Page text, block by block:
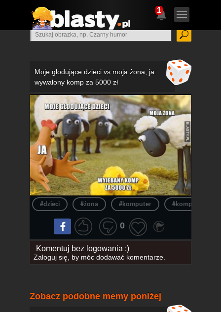
1
Moje głodujące dzieci vs moja żona, ja:
wywalony komp za 5000 zł
#dzieci #żona #komputer #komp
0
Komentuj bez logowania :)
Zaloguj się, by móc dodawać komentarze.
Zobacz podobne memy poniżej